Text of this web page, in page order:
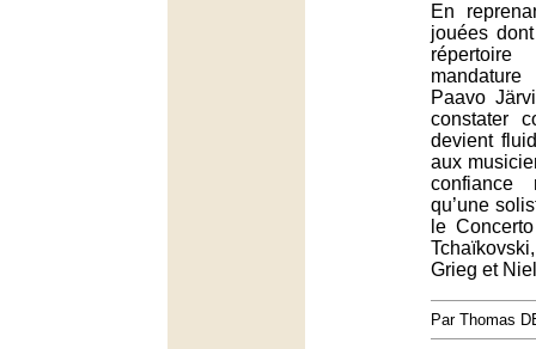
En
jouées
Paavo
constater
devient
aux
confiance
qu’une
le
Grieg et
Par Thomas